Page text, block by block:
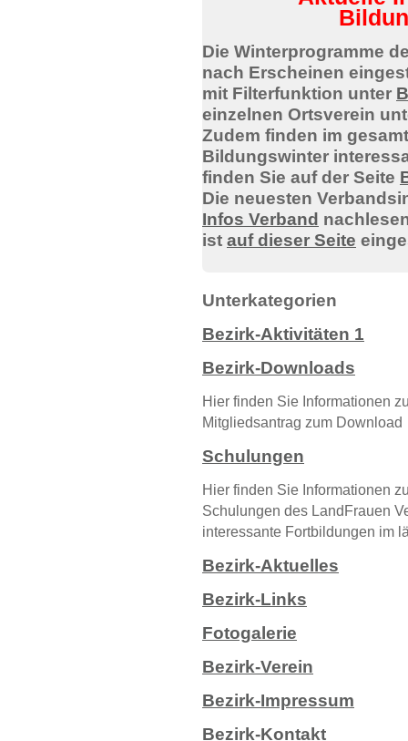
Die Winterprogramme
nach Erscheinen
mit Filterfunktion unter
einzelnen Ortsverein
Zudem finden im
Bildungswinter
finden Sie auf der Seite
Die neuesten
Infos Verband
ist auf dieser Seite
Unterkategorien
Bezirk-Aktivitäten 1
Bezirk-Downloads
Hier finden Sie Informationen
Mitgliedsantrag zum Download
Schulungen
Hier finden Sie Informationen
Schulungen des LandFrauen
interessante Fortbildungen im
Bezirk-Aktuelles
Bezirk-Links
Fotogalerie
Bezirk-Verein
Bezirk-Impressum
Bezirk-Kontakt